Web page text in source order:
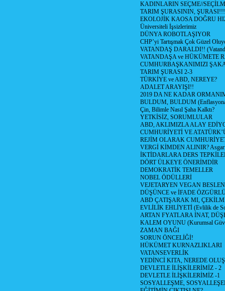
KADINLARIN SEÇME//
TARIM ŞURASININ, ŞURASI!!!
EKOLOJİK KAOSA DOĞRU
Üniversiteli İşsizlerimiz
DÜNYA ROBOTLAŞIYOR
CHP’yi Tartışmak Çok Güzel
VATANDAŞ DARALDI!!
VATANDAŞA ve HÜKÜMETE
CUMHURBAŞKANIMIZI
TARIM ŞURASI 2-3
TÜRKİYE ve ABD, NEREYE?
ADALET ARAYIŞI!!
2019 DA NE KADAR
BULDUM, BULDUM
Çin, Bilimle Nasıl Şaha Kalktı?
YETKİSİZ, SORUMLULAR
ABD, AKLIMIZLA ALAY
CUMHURİYETİ VE
REJİM OLARAK
VERGİ KİMDEN ALINIR?
İKTİDARLARA DERS
DÖRT ÜLKEYE ÖNERİMDİR
DEMOKRATİK TEMELLER
NOBEL ÖDÜLLERİ
VEJETARYEN VEGAN
DÜŞÜNCE ve İFADE
ABD ÇATIŞARAK MI,
EVLİLİK EHLİYETİ (Evlilik de
ARTAN FYATLARA İNAT,
KALEM OYUNU (Kurumsal
ZAMAN BAĞI
SORUN ÖNCELİĞİ!
HÜKÜMET KURNAZLIKLARI
VATANSEVERLİK
YEDİNCİ KITA, NEREDE
DEVLETLE İLİŞKİLERİMİZ - 2
DEVLETLE İLİŞKİLERİMİZ -1
SOSYALLEŞME,